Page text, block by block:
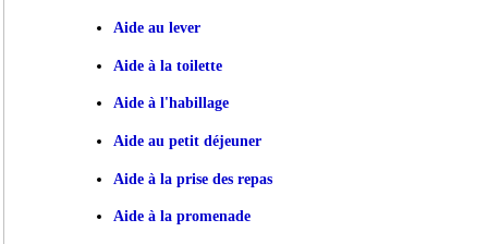
Aide au lever
Aide à la toilette
Aide à l'habillage
Aide au petit déjeuner
Aide à la prise des repas
Aide à la promenade